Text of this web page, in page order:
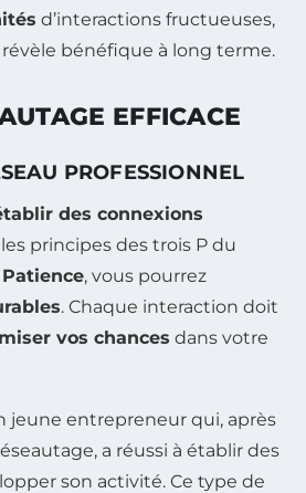
d’interactions fructueuses,
bénéfique à long terme.
EFFICACE
PROFESSIONNEL
des connexions
principes des trois P du
Patience, vous pourrez
. Chaque interaction doit
vos chances dans votre
jeune entrepreneur qui, après
a réussi à établir des
son activité. Ce type de